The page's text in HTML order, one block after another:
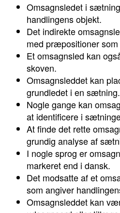
Omsagnsledet i
handlingens objekt.
Det indirekte
med præpositioner som
Et omsagnsled kan
skoven.
Omsagnsleddet kan
grundledet i en sætning.
Nogle gange kan
at identificere i
At finde det rette
grundig analyse af
I nogle sprog er
markeret end i dansk.
Det modsatte af et
som angiver
Omsagnsleddet kan